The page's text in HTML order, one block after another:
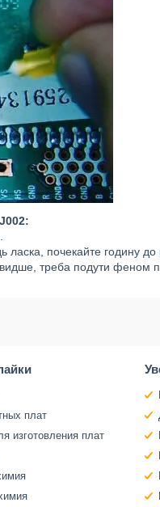
ласка, почекайте годину до
треба подути феном
плат
изготовления плат